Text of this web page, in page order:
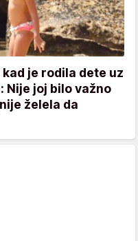
je rodila dete uz
Nije joj bilo važno
želela da